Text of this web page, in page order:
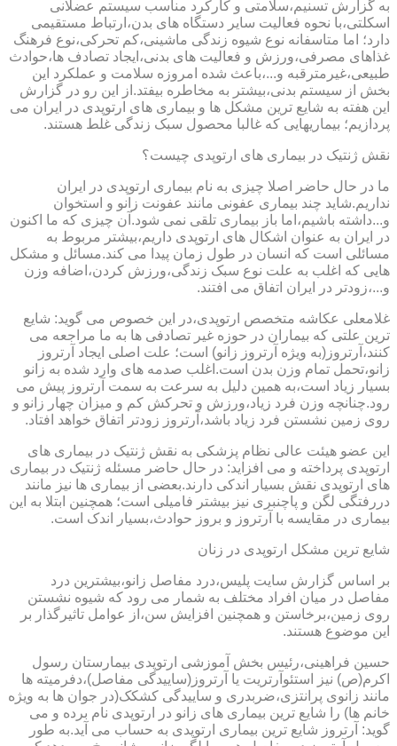
به گزارش تسنیم،سلامتی و کارکرد مناسب سیستم عضلانی
اسکلتی،با نحوه فعالیت سایر دستگاه های بدن،ارتباط مستقیمی
دارد؛ اما متاسفانه نوع شیوه زندگی ماشینی،کم تحرکی،نوع فرهنگ
غذاهای مصرفی،ورزش و فعالیت های بدنی،ایجاد تصادف ها،حوادث
طبیعی،غیرمترقبه و...،باعث شده امروزه سلامت و عملکرد این
بخش از سیستم بدنی،بیشتر به مخاطره بیفتد.از این رو در گزارش
این هفته به شایع ترین مشکل ها و بیماری های ارتوپدی در ایران می
پردازیم؛ بیماریهایی که غالبا محصول سبک زندگی غلط هستند.
نقش ژنتیک در بیماری های ارتوپدی چیست؟
ما در حال حاضر اصلا چیزی به نام بیماری ارتوپدی در ایران
نداریم.شاید چند بیماری عفونی مانند عفونت زانو و استخوان
و...داشته باشیم،اما باز بیماری تلقی نمی شود.آن چیزی که ما اکنون
در ایران به عنوان اشکال های ارتوپدی داریم،بیشتر مربوط به
مسائلی است که انسان در طول زمان پیدا می کند.مسائل و مشکل
هایی که اغلب به علت نوع سبک زندگی،ورزش کردن،اضافه وزن
و...،زودتر در ایران اتفاق می افتند.
غلامعلی عکاشه متخصص ارتوپدی،در این خصوص می گوید: شایع
ترین علتی که بیماران در حوزه غیر تصادفی ها به ما مراجعه می
کنند،آرتروز(به ویژه آرتروز زانو) است؛ علت اصلی ایجاد آرتروز
زانو،تحمل تمام وزن بدن است.اغلب صدمه های وارد شده به زانو
بسیار زیاد است،به همین دلیل به سرعت به سمت آرتروز پیش می
رود.چنانچه وزن فرد زیاد،ورزش و تحرکش کم و میزان چهار زانو و
روی زمین نشستن فرد زیاد باشد،آرتروز زودتر اتفاق خواهد افتاد.
این عضو هیئت عالی نظام پزشکی به نقش ژنتیک در بیماری های
ارتوپدی پرداخته و می افزاید: در حال حاضر مسئله ژنتیک در بیماری
های ارتوپدی نقش بسیار اندکی دارند.بعضی از بیماری ها نیز مانند
دررفتگی لگن و پاچنبری نیز بیشتر فامیلی است؛ همچنین ابتلا به این
بیماری در مقایسه با آرتروز و بروز حوادث،بسیار اندک است.
شایع ترین مشکل ارتوپدی در زنان
بر اساس گزارش سایت پلیس،درد مفاصل زانو،بیشترین درد
مفاصل در میان افراد مختلف به شمار می رود که شیوه نشستن
روی زمین،برخاستن و همچنین افزایش سن،از عوامل تاثیرگذار بر
این موضوع هستند.
حسین فراهینی،رئیس بخش آموزشی ارتوپدی بیمارستان رسول
اکرم(ص) نیز استئوآرتریت یا آرتروز(ساییدگی مفاصل)،دفرمیته ها
مانند زانوی پرانتزی،ضربدری و ساییدگی کشکک(در جوان ها به ویژه
خانم ها) را شایع ترین بیماری های زانو در ارتوپدی نام برده و می
گوید: آرتروز شایع ترین بیماری ارتوپدی به حساب می آید.به طور